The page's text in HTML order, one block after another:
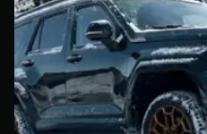
TANK 500
Веди за собой
от 6 499 000 ₽
TANK Финансы
Корпоративным клиентам
TANK ФИНАНСЫ
TANK Кредит
Сервис
Специальные предложения
Моторные масла
ЦИФРОВЫЕ СЕРВИСЫ TANK